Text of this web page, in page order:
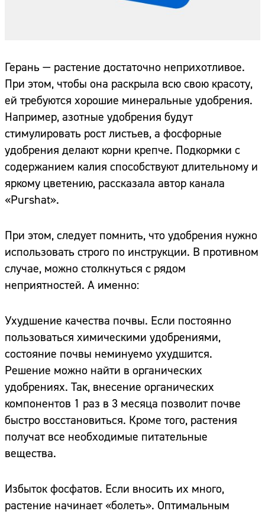
Герань — растение достаточно неприхотливое.
При этом, чтобы она раскрыла всю свою красоту,
ей требуются хорошие минеральные удобрения.
Например, азотные удобрения будут
стимулировать рост листьев, а фосфорные
удобрения делают корни крепче. Подкормки с
содержанием калия способствуют длительному и
яркому цветению, рассказала автор канала
«Purshat».
При этом, следует помнить, что удобрения нужно
использовать строго по инструкции. В противном
случае, можно столкнуться с рядом
неприятностей. А именно:
Ухудшение качества почвы. Если постоянно
пользоваться химическими удобрениями,
состояние почвы неминуемо ухудшится.
Решение можно найти в органических
удобрениях. Так, внесение органических
компонентов 1 раз в 3 месяца позволит почве
быстро восстановиться. Кроме того, растения
получат все необходимые питательные
вещества.
Избыток фосфатов. Если вносить их много,
растение начинает «болеть». Оптимальным